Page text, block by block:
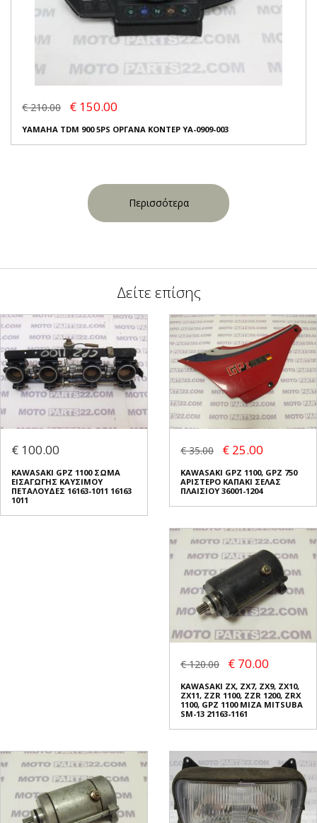
€ 210.00 € 150.00
YAMAHA TDM 900 5PS ΟΡΓΑΝΑ ΚΟΝΤΕΡ YA-0909-003
Περισσότερα
Δείτε επίσης
€ 100.00
KAWASAKI GPZ 1100 ΣΩΜΑ
ΕΙΣΑΓΩΓΗΣ ΚΑΥΣΙΜΟΥ
ΠΕΤΑΛΟΥΔΕΣ 16163-1011 16163
1011
€ 35.00 € 25.00
KAWASAKI GPZ 1100, GPZ 750
ΑΡΙΣΤΕΡΟ ΚΑΠΑΚΙ ΣΕΛΑΣ
ΠΛΑΙΣΙΟΥ 36001-1204
€ 120.00 € 70.00
KAWASAKI ZX, ZX7, ZX9, ZX10,
ZX11, ZZR 1100, ZZR 1200, ZRX
1100, GPZ 1100 ΜΙΖΑ MITSUBA
SM-13 21163-1161